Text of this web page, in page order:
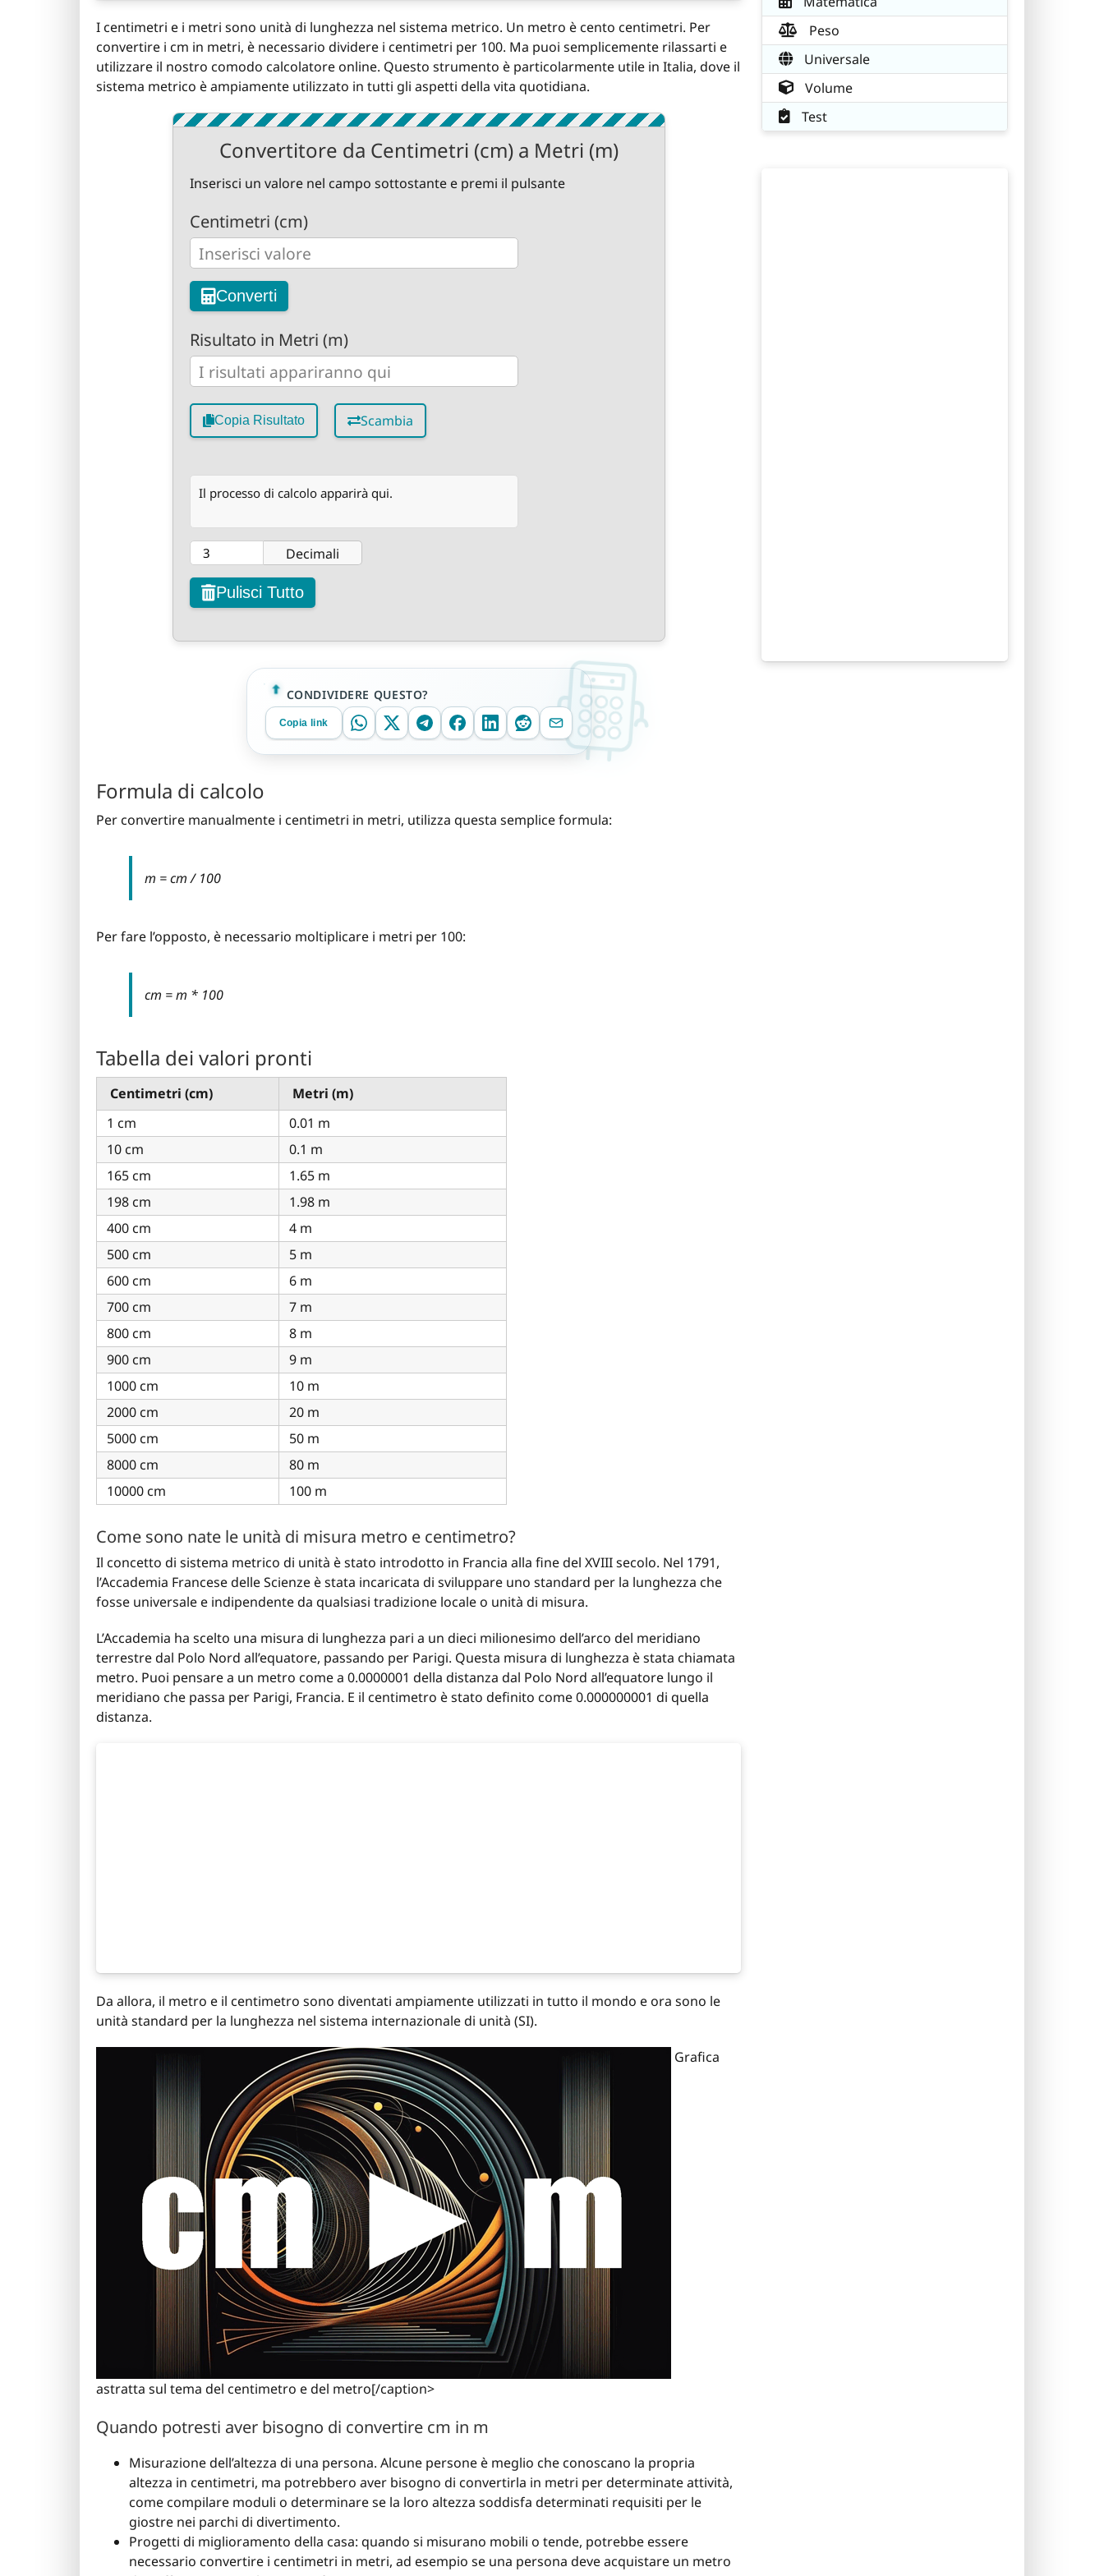
I centimetri e i metri sono unità di lunghezza nel sistema metrico. Un metro è cento centimetri. Per
convertire i cm in metri, è necessario dividere i centimetri per 100. Ma puoi semplicemente rilassarti e
utilizzare il nostro comodo calcolatore online. Questo strumento è particolarmente utile in Italia, dove il
sistema metrico è ampiamente utilizzato in tutti gli aspetti della vita quotidiana.
Convertitore da Centimetri (cm) a Metri (m)
Inserisci un valore nel campo sottostante e premi il pulsante
Centimetri (cm)
Converti
Risultato in Metri (m)
Copia Risultato Scambia
Il processo di calcolo apparirà qui.
Decimali
Pulisci Tutto
CONDIVIDERE QUESTO?
Copia link
Formula di calcolo
Per convertire manualmente i centimetri in metri, utilizza questa semplice formula:
m = cm / 100
Per fare l’opposto, è necessario moltiplicare i metri per 100:
cm = m * 100
Tabella dei valori pronti
Centimetri (cm)
Metri (m)
1 cm
0.01 m
10 cm
0.1 m
165 cm
1.65 m
198 cm
1.98 m
400 cm
4 m
500 cm
5 m
600 cm
6 m
700 cm
7 m
800 cm
8 m
900 cm
9 m
1000 cm
10 m
2000 cm
20 m
5000 cm
50 m
8000 cm
80 m
10000 cm
100 m
Come sono nate le unità di misura metro e centimetro?
Il concetto di sistema metrico di unità è stato introdotto in Francia alla fine del XVIII secolo. Nel 1791,
l’Accademia Francese delle Scienze è stata incaricata di sviluppare uno standard per la lunghezza che
fosse universale e indipendente da qualsiasi tradizione locale o unità di misura.
L’Accademia ha scelto una misura di lunghezza pari a un dieci milionesimo dell’arco del meridiano
terrestre dal Polo Nord all’equatore, passando per Parigi. Questa misura di lunghezza è stata chiamata
metro. Puoi pensare a un metro come a 0.0000001 della distanza dal Polo Nord all’equatore lungo il
meridiano che passa per Parigi, Francia. E il centimetro è stato definito come 0.000000001 di quella
distanza.
Da allora, il metro e il centimetro sono diventati ampiamente utilizzati in tutto il mondo e ora sono le
unità standard per la lunghezza nel sistema internazionale di unità (SI).
Grafica
astratta sul tema del centimetro e del metro[/caption>
Quando potresti aver bisogno di convertire cm in m
Misurazione dell’altezza di una persona. Alcune persone è meglio che conoscano la propria
altezza in centimetri, ma potrebbero aver bisogno di convertirla in metri per determinate attività,
come compilare moduli o determinare se la loro altezza soddisfa determinati requisiti per le
giostre nei parchi di divertimento.
Progetti di miglioramento della casa: quando si misurano mobili o tende, potrebbe essere
necessario convertire i centimetri in metri, ad esempio se una persona deve acquistare un metro
Peso
Universale
Volume
Test